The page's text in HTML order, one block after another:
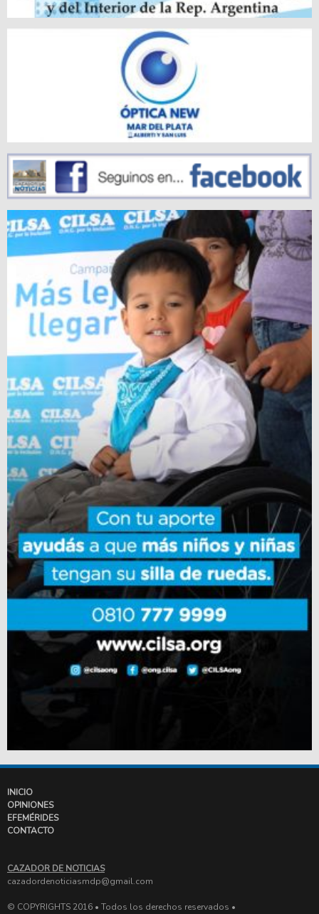
INICIO
OPINIONES
EFEMÉRIDES
CONTACTO
CAZADOR DE NOTICIAS
cazadordenoticiasmdp@gmail.com
© COPYRIGHTS 2016 • Todos los derechos reservados •